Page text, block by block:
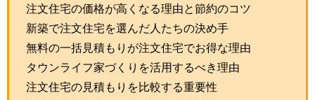
注文住宅の価格が高くなる理由と節約のコツ
新築で注文住宅を選んだ人たちの決め手
無料の一括見積もりが注文住宅でお得な理由
タウンライフ家づくりを活用するべき理由
注文住宅の見積もりを比較する重要性